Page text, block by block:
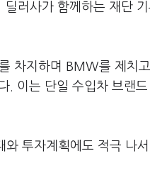
러사가 함께하는 재단
차지하며 BMW를 제치
. 이는 단일 수입차 브랜
투자계획에도 적극 나